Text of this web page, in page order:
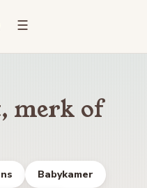
☰
merk of
Babykamer